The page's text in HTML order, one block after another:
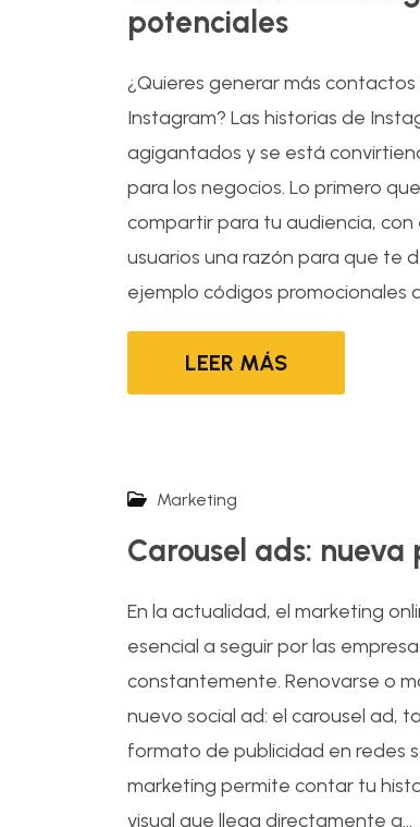
potenciales
¿Quieres generar más
Instagram? Las historias de
agigantados y se está
para los negocios. Lo primero
compartir para tu audiencia,
usuarios una razón para que te
ejemplo códigos promocionales
LEER MÁS
Marketing
Carousel ads:
En la actualidad, el marketing
esencial a seguir por las
constantemente. Renovarse o
nuevo social ad: el carousel ad,
formato de publicidad en redes
marketing permite contar tu
visual que llega directamente a...